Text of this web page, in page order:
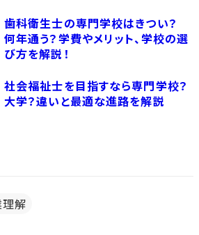
歯科衛生士の専門学校はきつい？
何年通う？学費やメリット、学校の選
び方を解説！
社会福祉士を目指すなら専門学校？
大学？違いと最適な進路を解説
解